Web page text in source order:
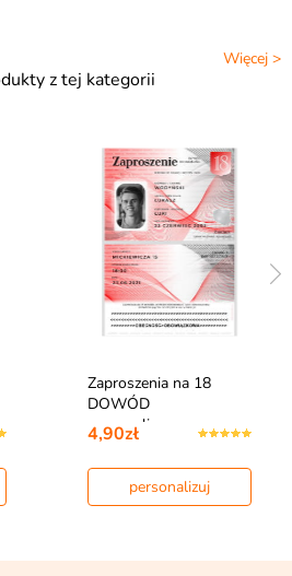
Więcej >
z tej kategorii
Zaproszenia na 18
DOWÓD
personalizowane
4,90zł
personalizuj